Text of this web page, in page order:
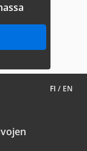
FI / EN